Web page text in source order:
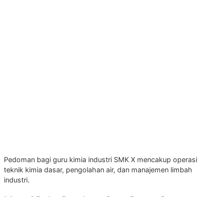
Pedoman bagi guru kimia industri SMK X mencakup operasi
teknik kimia dasar, pengolahan air, dan manajemen limbah
industri.